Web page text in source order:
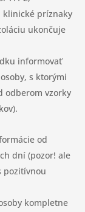
klinické príznaky
ukončuje
informovať
s ktorými
odberom vzorky
od
dní (pozor! ale
pozitívnou
kompletne